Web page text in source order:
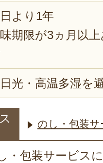
より1年
期限が3ヵ月以
光・高温多湿を
のし・包装
・包装サービス